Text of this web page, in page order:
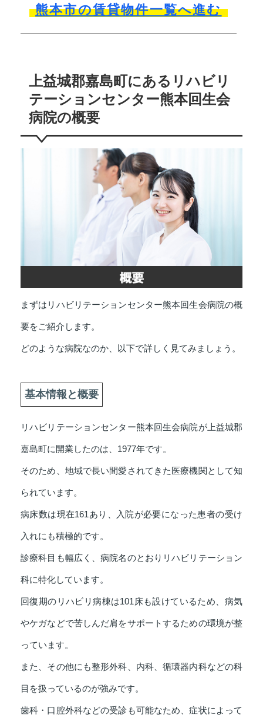
熊本市の賃貸物件一覧へ進む
上益城郡嘉島町にあるリハビリ
テーションセンター熊本回生会
病院の概要
まずはリハビリテーションセンター熊本回生会病院の概
要をご紹介します。
どのような病院なのか、以下で詳しく見てみましょう。
基本情報と概要
リハビリテーションセンター熊本回生会病院が上益城郡
嘉島町に開業したのは、1977年です。
そのため、地域で長い間愛されてきた医療機関として知
られています。
病床数は現在161あり、入院が必要になった患者の受け
入れにも積極的です。
診療科目も幅広く、病院名のとおりリハビリテーション
科に特化しています。
回復期のリハビリ病棟は101床も設けているため、病気
やケガなどで苦しんだ肩をサポートするための環境が整
っています。
また、その他にも整形外科、内科、循環器内科などの科
目を扱っているのが強みです。
歯科・口腔外科などの受診も可能なため、症状によって